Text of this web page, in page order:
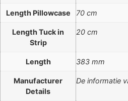
Length Pillowcase 70 cm
Length Tuck in
Strip
20 cm
Length 383 mm
Manufacturer
Details
De informatie